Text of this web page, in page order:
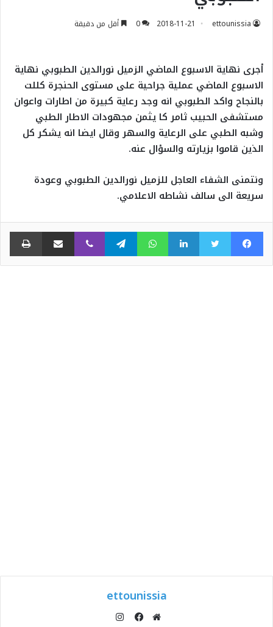
ettounissia
2018-11-21
0 أقل من دقيقة
أجرى نهاية الاسبوع الماضي الزميل نورالدين الطبوبي نهاية
الاسبوع الماضي عملية جراحية على مستوى الحنجرة كللت
بالنجاح واكد الطبوبي انه وجد رعاية كبيرة من اطارات واعوان
مستشفى الحبيب ثامر كا يثمن مجهودات الاطار الطبي
وشبه الطبي على الرعاية والسهر وقال ايضا انه يشكر كل
الذين قاموا بزيارته والسؤال عنه.
ونتمنى الشفاء العاجل للزميل نورالدين الطبوبي وعودة
سريعة الى سالف نشاطه الاعلامي.
فيسبوك تويتر لينكدإن واتساب تيلقرام ڤايبر مشاركة عبر البريد
ettounissia